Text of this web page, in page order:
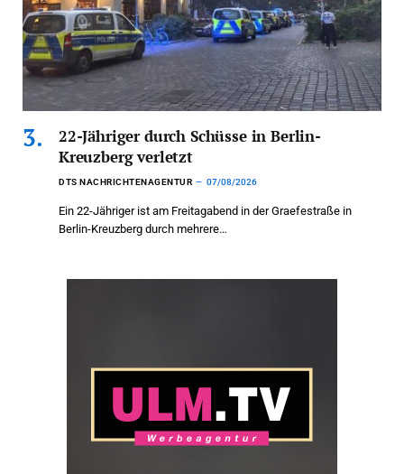
22-Jähriger durch Schüsse in Berlin-
Kreuzberg verletzt
DTS NACHRICHTENAGENTUR 07/08/2026
Ein 22-Jähriger ist am Freitagabend in der Graefestraße in
Berlin-Kreuzberg durch mehrere…